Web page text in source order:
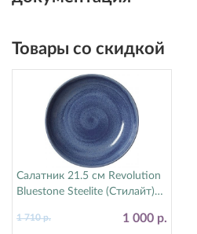
Товары со скидкой
Салатник 21.5 см Revolution
Bluestone Steelite (Стилайт)
1 000 р.
1 710 р.